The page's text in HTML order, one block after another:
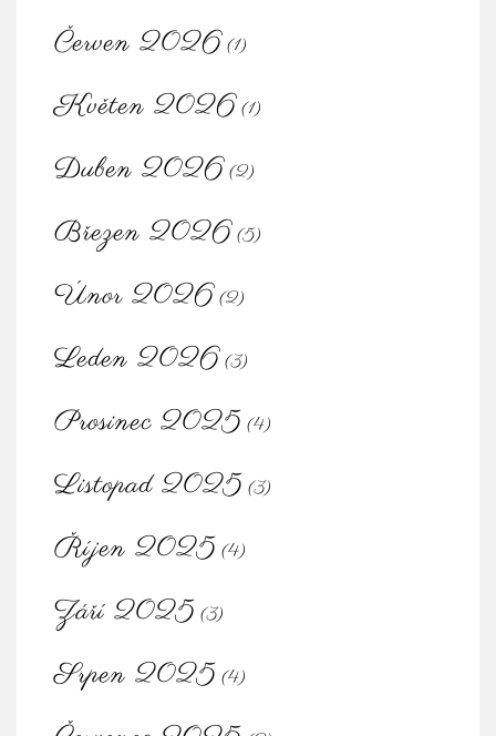
Červen 2026 (1)
Květen 2026 (1)
Duben 2026 (2)
Březen 2026 (5)
Únor 2026 (2)
Leden 2026 (3)
Prosinec 2025 (4)
Listopad 2025 (3)
Říjen 2025 (4)
Září 2025 (3)
Srpen 2025 (4)